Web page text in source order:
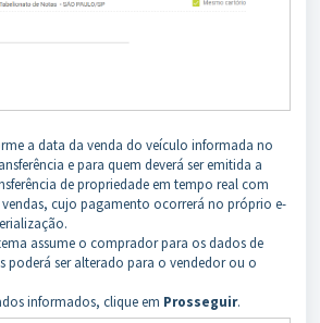
a data da venda do veículo informada no
e para quem deverá ser emitida a
de propriedade em tempo real com
cujo pagamento ocorrerá no próprio e-
assume o comprador para os dados de
poderá ser alterado para o vendedor ou o
informados, clique em Prosseguir.